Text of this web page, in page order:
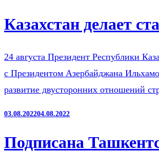
Казахстан делает
24 августа Президент Республики
с Президентом Азербайджана
развитие двусторонних отношений
03.08.202204.08.2022
Подписана